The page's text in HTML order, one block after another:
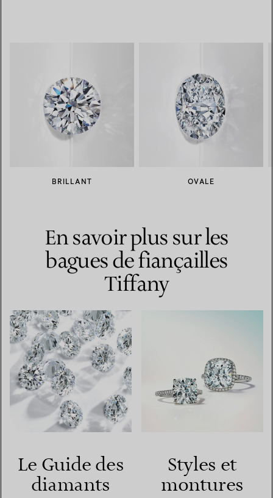
BRILLANT OVALE
En savoir plus sur les
bagues de fiançailles
Tiffany
Le Guide des
diamants
Styles et
montures